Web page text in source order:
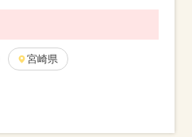
宮崎県